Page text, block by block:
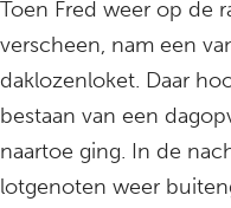
Toen Fred weer op de
verscheen, nam een
daklozenloket. Daar
bestaan van een
naartoe ging. In de
lotgenoten weer